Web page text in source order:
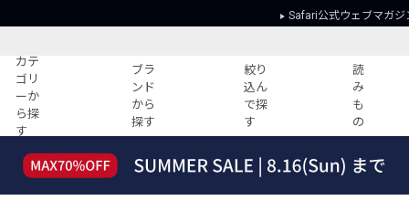
Safari公式ウェブマガジ
カテ
ゴリ
ーか
ら探
す
ブラ
ンド
から
探す
絞り
込ん
で探
す
読
み
も
の
すべての記事